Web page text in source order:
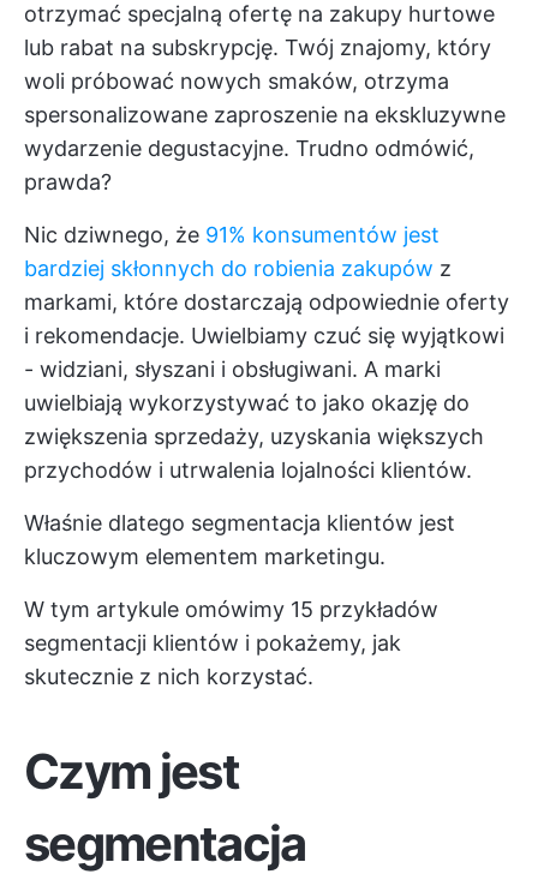
otrzymać specjalną ofertę na zakupy hurtowe
lub rabat na subskrypcję. Twój znajomy, który
woli próbować nowych smaków, otrzyma
spersonalizowane zaproszenie na ekskluzywne
wydarzenie degustacyjne. Trudno odmówić,
prawda?
Nic dziwnego, że 91% konsumentów jest
bardziej skłonnych do robienia zakupów z
markami, które dostarczają odpowiednie oferty
i rekomendacje. Uwielbiamy czuć się wyjątkowi
- widziani, słyszani i obsługiwani. A marki
uwielbiają wykorzystywać to jako okazję do
zwiększenia sprzedaży, uzyskania większych
przychodów i utrwalenia lojalności klientów.
Właśnie dlatego segmentacja klientów jest
kluczowym elementem marketingu.
W tym artykule omówimy 15 przykładów
segmentacji klientów i pokażemy, jak
skutecznie z nich korzystać.
Czym jest
segmentacja